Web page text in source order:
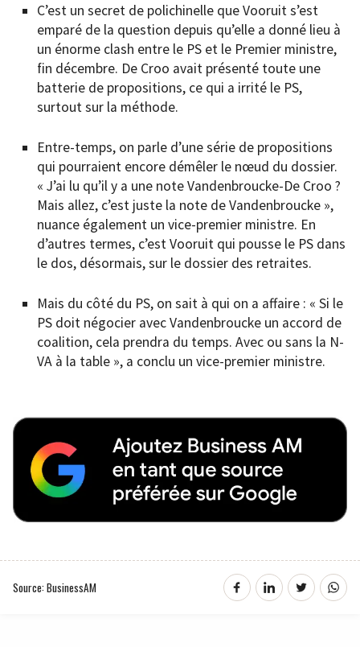
C’est un secret de polichinelle que Vooruit s’est
emparé de la question depuis qu’elle a donné lieu à
un énorme clash entre le PS et le Premier ministre,
fin décembre. De Croo avait présenté toute une
batterie de propositions, ce qui a irrité le PS,
surtout sur la méthode.
Entre-temps, on parle d’une série de propositions
qui pourraient encore démêler le nœud du dossier.
« J’ai lu qu’il y a une note Vandenbroucke-De Croo ?
Mais allez, c’est juste la note de Vandenbroucke »,
nuance également un vice-premier ministre. En
d’autres termes, c’est Vooruit qui pousse le PS dans
le dos, désormais, sur le dossier des retraites.
Mais du côté du PS, on sait à qui on a affaire : « Si le
PS doit négocier avec Vandenbroucke un accord de
coalition, cela prendra du temps. Avec ou sans la N-
VA à la table », a conclu un vice-premier ministre.
Source: BusinessAM